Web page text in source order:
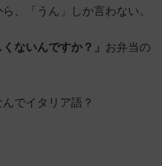
、「うん」しか言わない。
ないんですか？」
お弁当の
でイタリア語？